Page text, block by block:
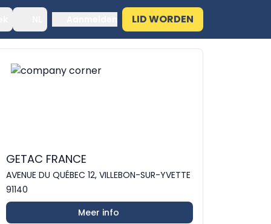
LID WORDEN
GETAC FRANCE
AVENUE DU QUÉBEC 12, VILLEBON-SUR-YVETTE
91140
Meer info